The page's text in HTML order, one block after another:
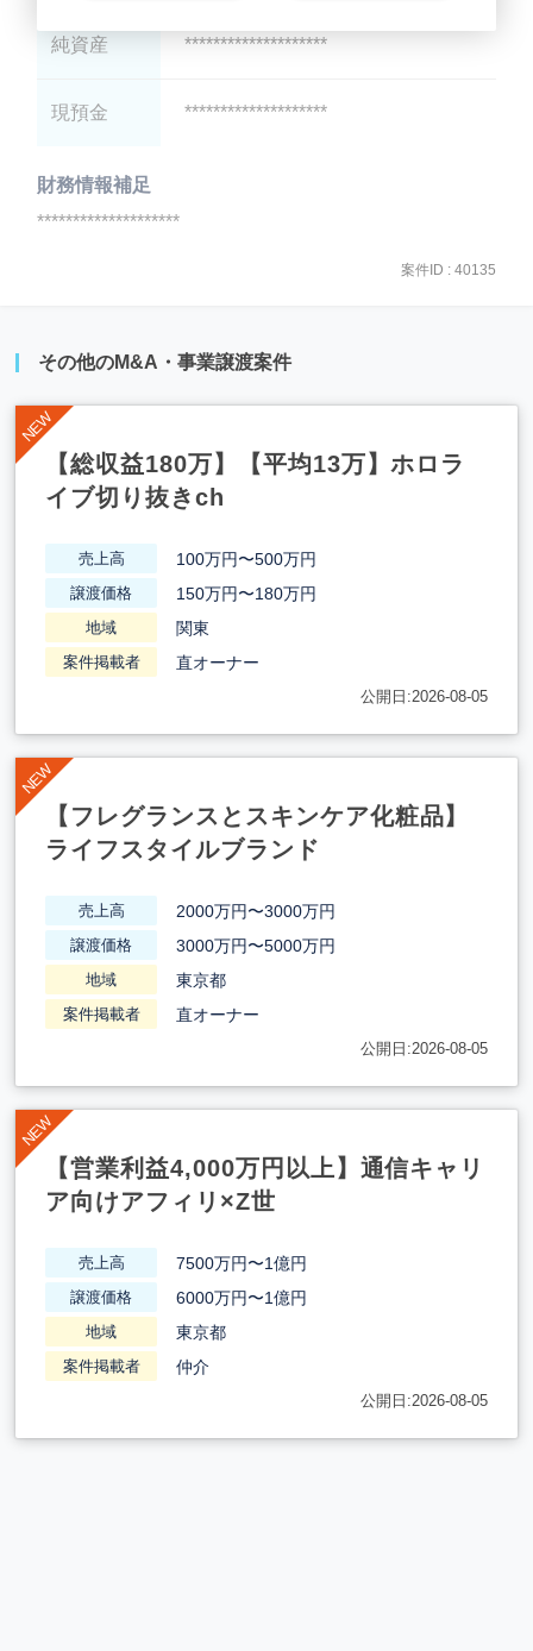
純資産 ********************
現預金 ********************
財務情報補足
********************
案件ID : 40135
その他のM&A・事業譲渡案件
【総収益180万】【平均13万】ホロラ
イブ切り抜きch
売上高 100万円〜500万円
譲渡価格 150万円〜180万円
地域 関東
案件掲載者 直オーナー
公開日:2026-08-05
【フレグランスとスキンケア化粧品】
ライフスタイルブランド
売上高 2000万円〜3000万円
譲渡価格 3000万円〜5000万円
地域 東京都
案件掲載者 直オーナー
公開日:2026-08-05
【営業利益4,000万円以上】通信キャリ
ア向けアフィリ×Z世
売上高 7500万円〜1億円
譲渡価格 6000万円〜1億円
地域 東京都
案件掲載者 仲介
公開日:2026-08-05